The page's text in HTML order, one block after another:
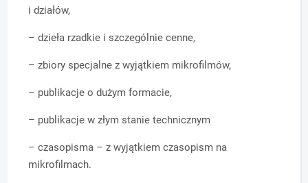
i działów,
– dzieła rzadkie i szczególnie cenne,
– zbiory specjalne z wyjątkiem mikrofilmów,
– publikacje o dużym formacie,
– publikacje w złym stanie technicznym
– czasopisma – z wyjątkiem czasopism na
mikrofilmach.